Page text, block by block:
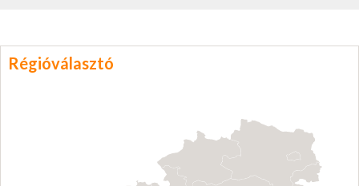
Régióválasztó